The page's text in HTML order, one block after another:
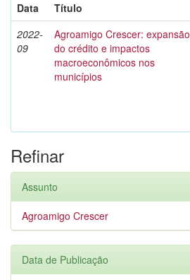
Data
Título
2022-
09
Agroamigo Crescer: expansão
do crédito e impactos
macroeconômicos nos
municípios
Refinar
Assunto
Agroamigo Crescer
Data de Publicação